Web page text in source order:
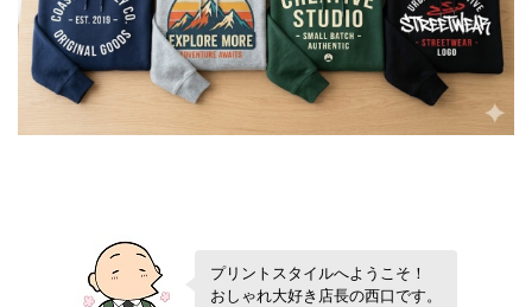
プリントスタイルへようこそ！
おしゃれ大好き店長の西口です。